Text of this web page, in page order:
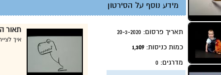
מידע נוסף על הסירטון
תאריך פרסום: 20-3-2020
כמות כניסות:1,309
מדרגים: 0
תאור
איך